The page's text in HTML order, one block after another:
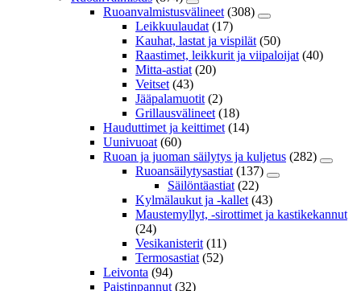
Ruoanvalmistusvälineet (308)
Leikkuulaudat (17)
Kauhat, lastat ja vispilät (50)
Raastimet, leikkurit ja viipaloijat (40)
Mitta-astiat (20)
Veitset (43)
Jääpalamuotit (2)
Grillausvälineet (18)
Hauduttimet ja keittimet (14)
Uunivuoat (60)
Ruoan ja juoman säilytys ja kuljetus (282)
Ruoansäilytysastiat (137)
Säilöntäastiat (22)
Kylmälaukut ja -kallet (43)
Maustemyllyt, -sirottimet ja kastikekannut
(24)
Vesikanisterit (11)
Termosastiat (52)
Leivonta (94)
Paistinpannut (32)